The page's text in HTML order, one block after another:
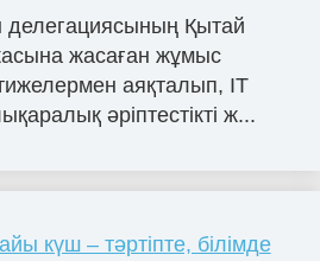
делегациясының Қытай
жасаған жұмыс
аяқталып, IT
әріптестікті ж...
күш – тәртіпте, білімде